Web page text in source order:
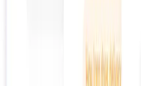
唯一のサポートチャンネルとして
ナリオでのみ意味を持ちます：
ウルトララグジュアリーブランド
オーダーメイドでハイタッチで